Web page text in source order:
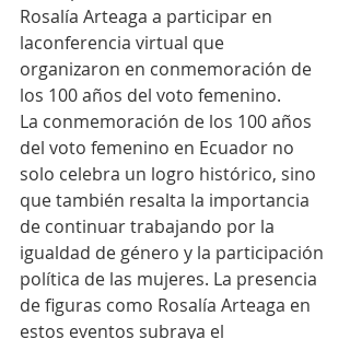
Rosalía Arteaga a participar en
laconferencia virtual que
organizaron en conmemoración de
los 100 años del voto femenino.
La conmemoración de los 100 años
del voto femenino en Ecuador no
solo celebra un logro histórico, sino
que también resalta la importancia
de continuar trabajando por la
igualdad de género y la participación
política de las mujeres. La presencia
de figuras como Rosalía Arteaga en
estos eventos subraya el